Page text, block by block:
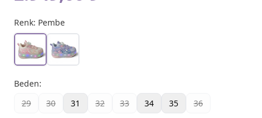
Renk: Pembe
Beden:
29
30 31 32 33 34 35 36